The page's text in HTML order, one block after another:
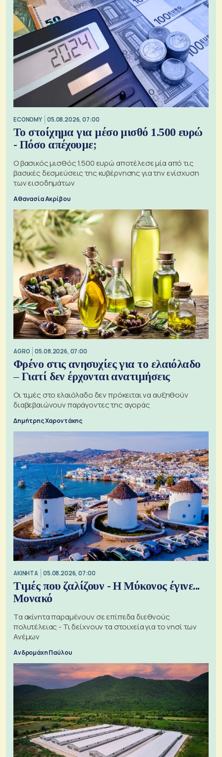
ECONOMY 05.08.2026, 07:00
Το στοίχημα για μέσο μισθό 1.500 ευρώ
- Πόσο απέχουμε;
Ο βασικός μισθός 1.500 ευρώ αποτέλεσε μία από τις
βασικές δεσμεύσεις της κυβέρνησης για την ενίσχυση
των εισοδημάτων
Αθανασία Ακρίβου
AGRO 05.08.2026, 07:00
Φρένο στις ανησυχίες για το ελαιόλαδο
– Γιατί δεν έρχονται ανατιμήσεις
Οι τιμές στο ελαιόλαδο δεν πρόκειται να αυξηθούν
διαβεβαιώνουν παράγοντες της αγοράς
Δημήτρης Χαροντάκης
ΑΚΙΝΗΤΑ 05.08.2026, 07:00
Τιμές που ζαλίζουν - Η Μύκονος έγινε...
Μονακό
Τα ακίνητα παραμένουν σε επίπεδα διεθνούς
πολυτέλειας - Τι δείχνουν τα στοιχεία για το νησί των
Ανέμων
Ανδρομάχη Παύλου